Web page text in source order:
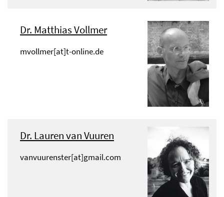
Dr. Matthias Vollmer
mvollmer[at]t-online.de
Dr. Lauren van Vuuren
vanvuurenster[at]gmail.com